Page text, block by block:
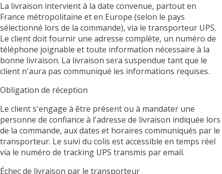
La livraison intervient à la date convenue, partout en
France métropolitaine et en Europe (selon le pays
sélectionné lors de la commande), via le transporteur UPS.
Le client doit fournir une adresse complète, un numéro de
téléphone joignable et toute information nécessaire à la
bonne livraison. La livraison sera suspendue tant que le
client n'aura pas communiqué les informations requises.
Obligation de réception
Le client s'engage à être présent ou à mandater une
personne de confiance à l'adresse de livraison indiquée lors
de la commande, aux dates et horaires communiqués par le
transporteur. Le suivi du colis est accessible en temps réel
via le numéro de tracking UPS transmis par email.
Échec de livraison par le transporteur